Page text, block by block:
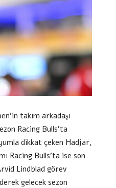
takım arkadaşı
Racing Bulls’ta
dikkat çeken Hadjar,
Racing Bulls’ta ise son
Lindblad görev
gelecek sezon